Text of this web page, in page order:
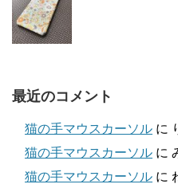
最近のコメント
猫の手マウスカーソル に
猫の手マウスカーソル に
猫の手マウスカーソル に